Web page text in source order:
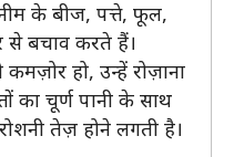
के बीज, पत्ते, फूल,
बचाव करते हैं।
हो, उन्हें रोज़ाना
का चूर्ण पानी के साथ
तेज़ होने लगती है।